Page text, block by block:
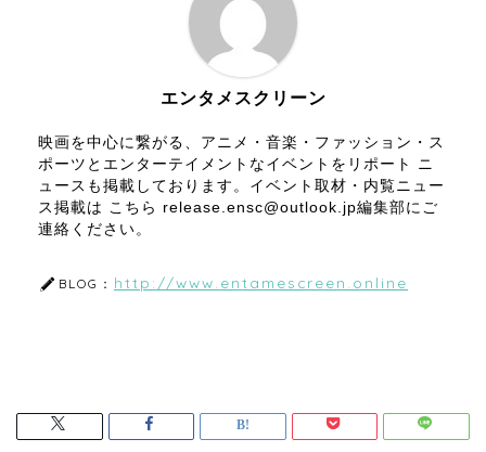
エンタメスクリーン
映画を中心に繋がる、アニメ・音楽・ファッション・ス
ポーツとエンターテイメントなイベントをリポート ニ
ュースも掲載しております。イベント取材・内覧ニュー
ス掲載は こちら release.ensc@outlook.jp編集部にご
連絡ください。
BLOG： http://www.entamescreen.online